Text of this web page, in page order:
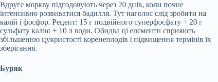
Вдруге моркву підгодовують через 20 днів, коли почне
інтенсивно розвиватися бадилля. Тут наголос слід зробити на
калій і фосфор. Рецепт: 15 г подвійного суперфосфату + 20 г
сульфату калію + 10 л води. Обидва ці елементи сприяють
збільшенню цукристості коренеплодів і підвищення термінів їх
зберігання.
Буряк